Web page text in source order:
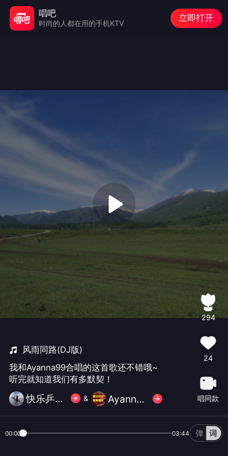
风雨同路(DJ版)
我和Ayanna99合唱的这首歌还不错哦~
听完就知道我们有多默契！
快乐乒泳【小小滨】无币 & Ayanna99
294
24
唱同款
00:00 03:44
唱吧
时尚的人都在用的手机KTV
立即打开